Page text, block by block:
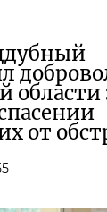
области
от